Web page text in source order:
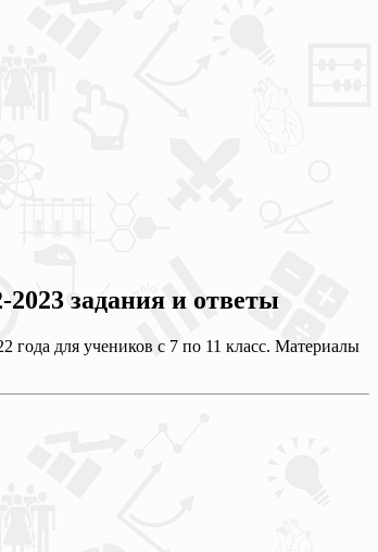
задания и ответы
для учеников с 7 по 11 класс. Материалы